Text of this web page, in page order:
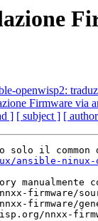
openwisp2:
Firmware via
] [ subject ] [
ansible-ninux-
manualmente
firmware/
firmware/
nnxx-